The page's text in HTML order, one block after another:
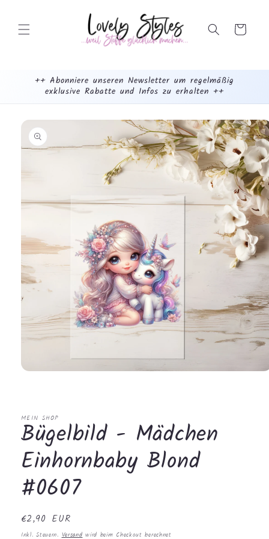
Inhalt Warenkorb
++ Abonniere unseren Newsletter um regelmäßig
exklusive Rabatte und Infos zu erhalten ++
mehr
dazu...
MEIN SHOP
Bügelbild - Mädchen
Einhornbaby Blond
#0607
Normaler
Preis
€2,90 EUR
Inkl. Steuern. Versand wird beim Checkout berechnet